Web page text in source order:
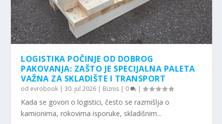
LOGISTIKA POČINJE OD DOBROG
PAKOVANJA: ZAŠTO JE SPECIJALNA PALETA
VAŽNA ZA SKLADIŠTE I TRANSPORT
od evrobook |30. jul 2026 | Biznis | 0 |
Kada se govori o logistici, često se razmišlja o
kamionima, rokovima isporuke, skladišnim...